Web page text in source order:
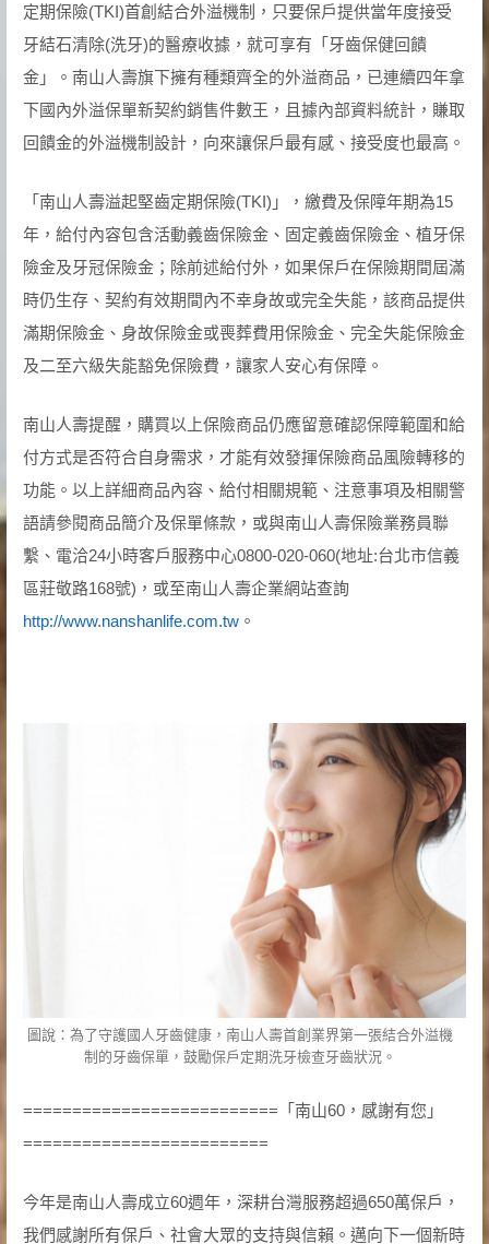
定期保險(TKI)首創結合外溢機制，只要保戶提供當年度接受
牙結石清除(洗牙)的醫療收據，就可享有「牙齒保健回饋
金」。南山人壽旗下擁有種類齊全的外溢商品，已連續四年拿
下國內外溢保單新契約銷售件數王，且據內部資料統計，賺取
回饋金的外溢機制設計，向來讓保戶最有感、接受度也最高。
「南山人壽溢起堅齒定期保險(TKI)」，繳費及保障年期為15
年，給付內容包含活動義齒保險金、固定義齒保險金、植牙保
險金及牙冠保險金；除前述給付外，如果保戶在保險期間屆滿
時仍生存、契約有效期間內不幸身故或完全失能，該商品提供
滿期保險金、身故保險金或喪葬費用保險金、完全失能保險金
及二至六級失能豁免保險費，讓家人安心有保障。
南山人壽提醒，購買以上保險商品仍應留意確認保障範圍和給
付方式是否符合自身需求，才能有效發揮保險商品風險轉移的
功能。以上詳細商品內容、給付相關規範、注意事項及相關警
語請參閱商品簡介及保單條款，或與南山人壽保險業務員聯
繫、電洽24小時客戶服務中心0800-020-060(地址:台北市信義
區莊敬路168號)，或至南山人壽企業網站查詢
http://www.nanshanlife.com.tw。
圖說：為了守護國人牙齒健康，南山人壽首創業界第一張結合外溢機
制的牙齒保單，鼓勵保戶定期洗牙檢查牙齒狀況。
==========================「南山60，感謝有您」
=========================
今年是南山人壽成立60週年，深耕台灣服務超過650萬保戶，
我們感謝所有保戶、社會大眾的支持與信賴。邁向下一個新時